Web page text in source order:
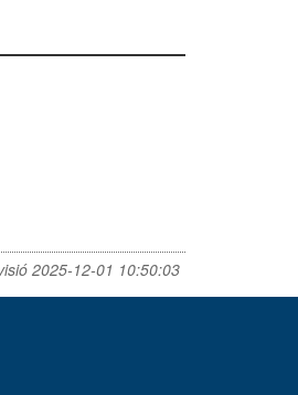
2025-12-01 10:50:03